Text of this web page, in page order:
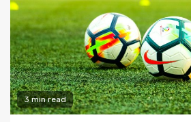
3 min read